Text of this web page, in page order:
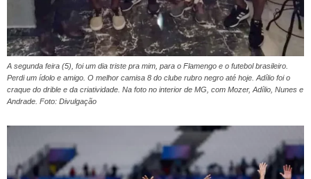
A segunda feira (5), foi um dia triste pra mim, para o Flamengo e o futebol brasileiro.
Perdi um ídolo e amigo. O melhor camisa 8 do clube rubro negro até hoje. Adílio foi o
craque do drible e da criatividade. Na foto no interior de MG, com Mozer, Adílio, Nunes e
Andrade. Foto: Divulgação